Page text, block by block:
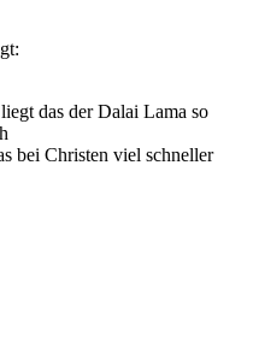
das der Dalai Lama so
bei Christen viel schneller